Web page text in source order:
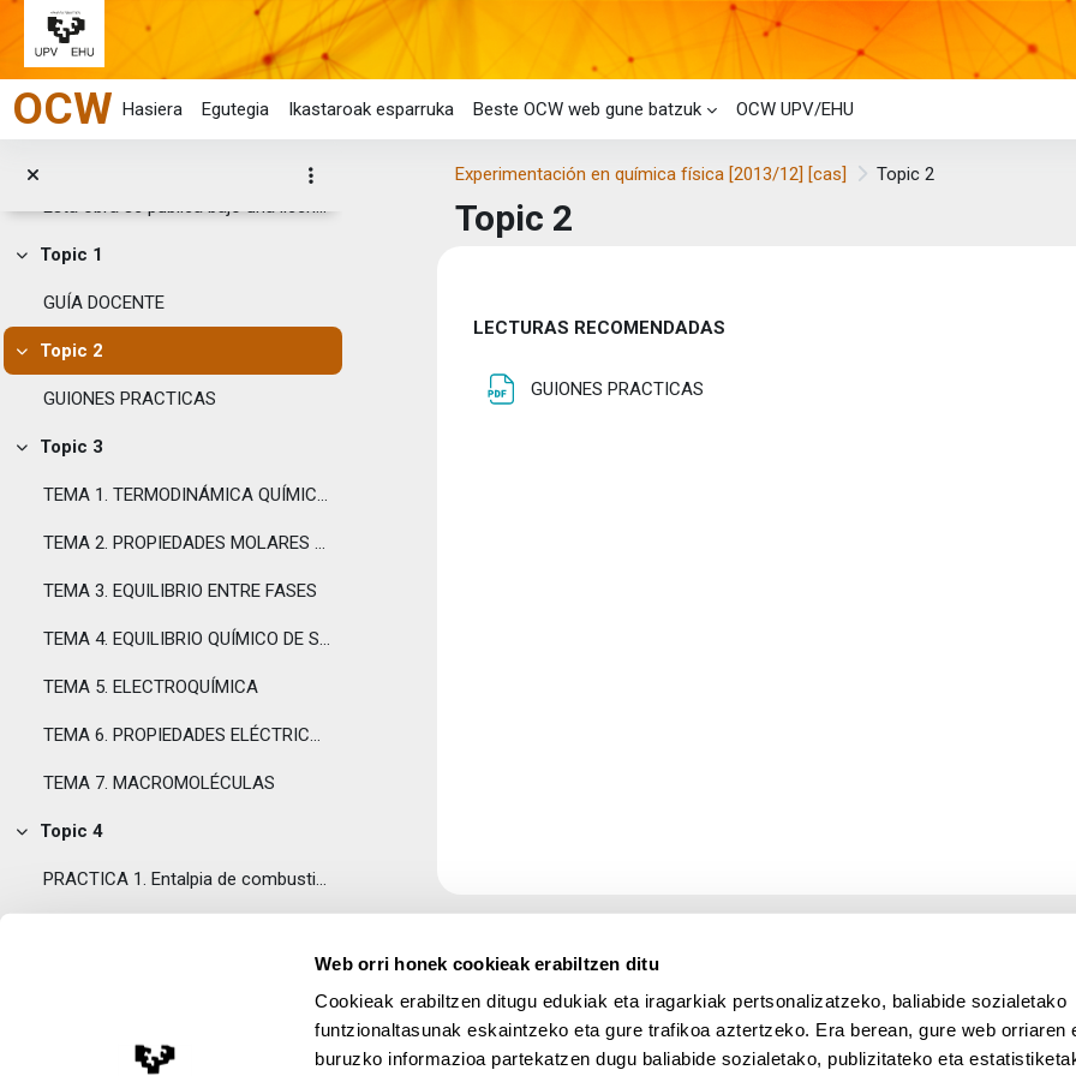
Web orri honek cookieak erabiltzen ditu
Cookieak erabiltzen ditugu edukiak eta iragarkiak pertsonalizatzeko, baliabide sozialetako
funtzionaltasunak eskaintzeko eta gure trafikoa aztertzeko. Era berean, gure web orriaren
buruzko informazioa partekatzen dugu baliabide sozialetako, publizitateko eta
Joan eduki nagusira zuzenean
OCW Hasiera Egutegia Ikastaroak esparruka Beste OCW web gune batzuk OCW UPV/EHU
Tolestu
Esta obra se publica bajo una licencia Creative ...
Tolestu
Topic 1
GUÍA DOCENTE
Tolestu
Topic 2
GUIONES PRACTICAS
Tolestu
Topic 3
TEMA 1. TERMODINÁMICA QUÍMICA Y TERMOQUÍMICA
TEMA 2. PROPIEDADES MOLARES PARCIALES
TEMA 3. EQUILIBRIO ENTRE FASES
TEMA 4. EQUILIBRIO QUÍMICO DE SISTEMAS REALES
TEMA 5. ELECTROQUÍMICA
TEMA 6. PROPIEDADES ELÉCTRICAS DE DISOLUCIONES DE ELECTROLITOS
TEMA 7. MACROMOLÉCULAS
Tolestu
Topic 4
PRACTICA 1. Entalpia de combustión mediante una bomba calorimétrica
PRACTICA 3. Diagramas de fases líquido-vapor de sistemas binarios
PRACTICA 4. Diagrama de fases sólido-líquido de sistemas binarios
PRACTICA 5. Determinación de la constante de solubilidad del peryodato potásico
Experimentación en química física [2013/12] [cas] Topic 2
Topic 2
Atalaren laburpena
LECTURAS RECOMENDADAS
GUIONES PRACTICAS
Lege Oharra App deskargatu UPV/EHU en Facebook (abre
UPV/EHU en Twitter
UPV/EHU en
UPV/